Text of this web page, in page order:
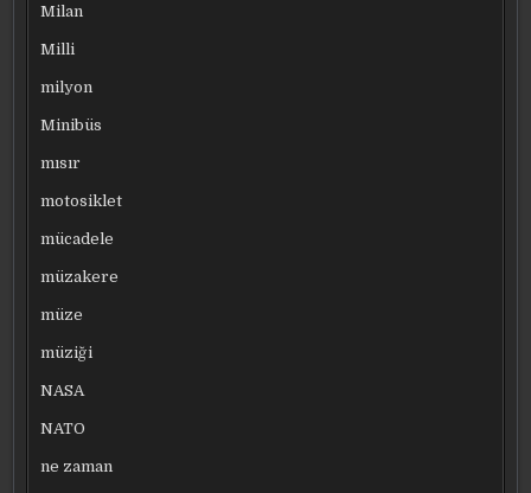
Milan
Milli
milyon
Minibüs
mısır
motosiklet
mücadele
müzakere
müze
müziği
NASA
NATO
ne zaman